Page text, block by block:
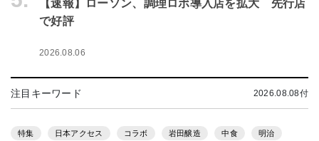
【速報】ローソン、調理ロボ導入店を拡大 先行店
で好評
2026.08.06
注目キーワード 2026.08.08付
特集 日本アクセス コラボ 岩田醸造 中食 明治